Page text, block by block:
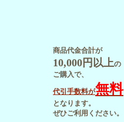
商品代金合計が
10,000円以上の
ご購入で、
代引手数料が無料
となります。
ぜひご利用ください。